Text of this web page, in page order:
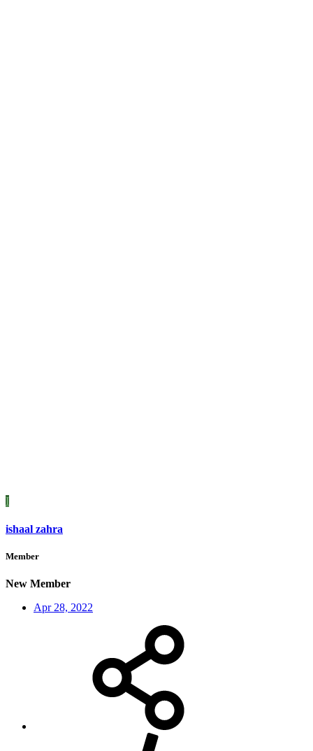
I
ishaal zahra
Member
New Member
Apr 28, 2022